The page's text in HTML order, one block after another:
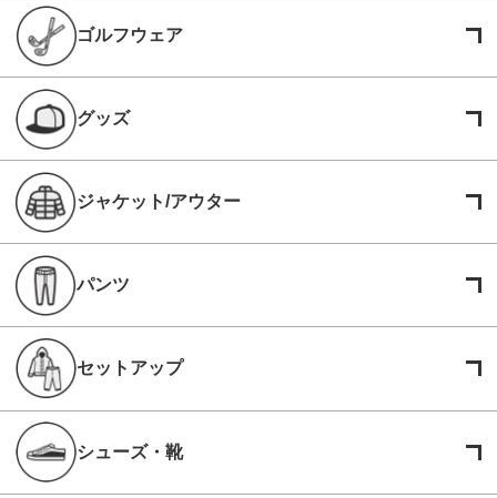
ゴルフウェア
グッズ
ジャケット/アウター
パンツ
セットアップ
シューズ・靴